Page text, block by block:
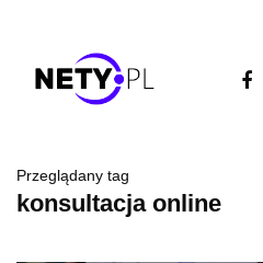
Przeglądany tag
konsultacja online